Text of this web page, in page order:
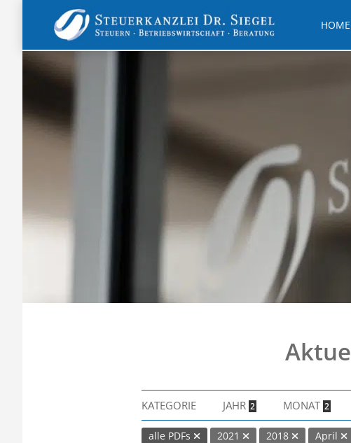
HOME
KATEGORIE JAHR 2 MONAT 2
alle PDFs 2021 2018 April